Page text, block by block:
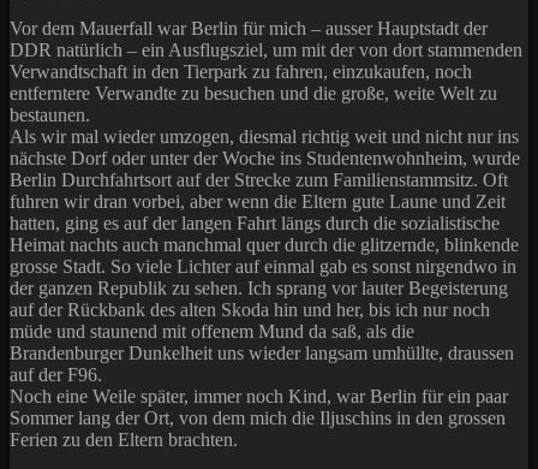
Vor dem Mauerfall war Berlin für mich – ausser Hauptstadt der
DDR natürlich – ein Ausflugsziel, um mit der von dort stammenden
Verwandtschaft in den Tierpark zu fahren, einzukaufen, noch
entferntere Verwandte zu besuchen und die große, weite Welt zu
bestaunen.
Als wir mal wieder umzogen, diesmal richtig weit und nicht nur ins
nächste Dorf oder unter der Woche ins Studentenwohnheim, wurde
Berlin Durchfahrtsort auf der Strecke zum Familienstammsitz. Oft
fuhren wir dran vorbei, aber wenn die Eltern gute Laune und Zeit
hatten, ging es auf der langen Fahrt längs durch die sozialistische
Heimat nachts auch manchmal quer durch die glitzernde, blinkende
grosse Stadt. So viele Lichter auf einmal gab es sonst nirgendwo in
der ganzen Republik zu sehen. Ich sprang vor lauter Begeisterung
auf der Rückbank des alten Skoda hin und her, bis ich nur noch
müde und staunend mit offenem Mund da saß, als die
Brandenburger Dunkelheit uns wieder langsam umhüllte, draussen
auf der F96.
Noch eine Weile später, immer noch Kind, war Berlin für ein paar
Sommer lang der Ort, von dem mich die Iljuschins in den grossen
Ferien zu den Eltern brachten.